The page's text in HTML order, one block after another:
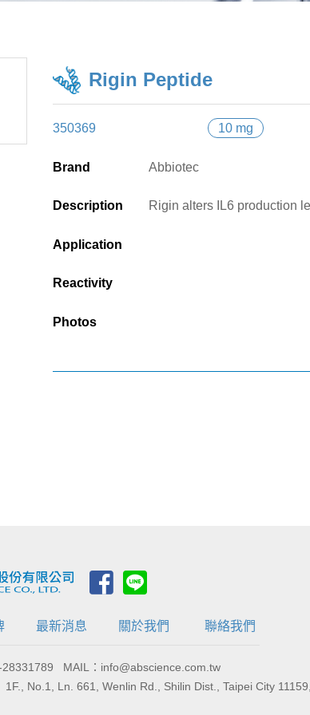
Rigin Peptide
350369 10 mg
Brand Abbiotec
Description Rigin alters IL6 production
Application
Reactivity
Photos
最新消息 關於我們 聯絡我們
MAIL：info@abscience.com.tw
No.1, Ln. 661, Wenlin Rd., Shilin Dist., Taipei City